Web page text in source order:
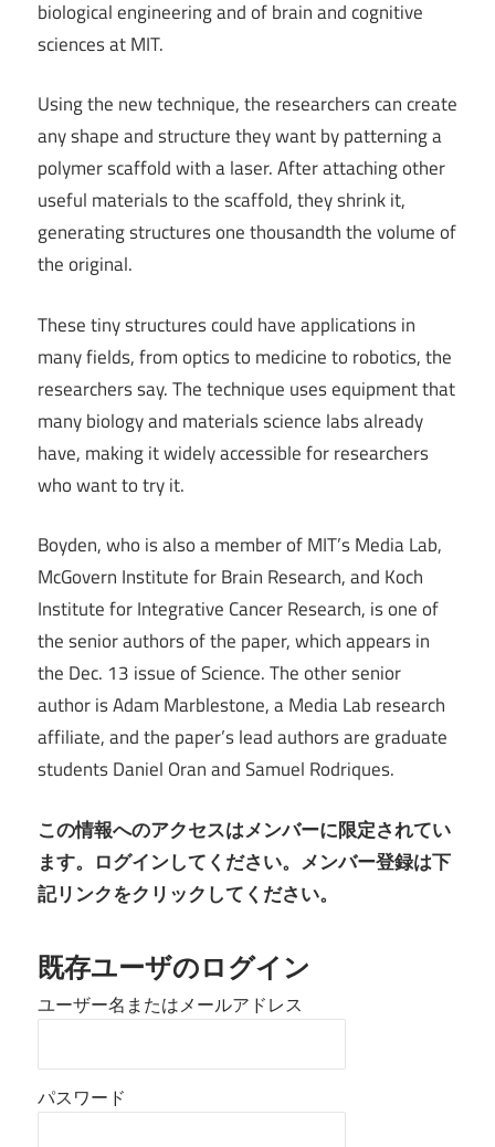
biological engineering and of brain and cognitive
sciences at MIT.
Using the new technique, the researchers can create
any shape and structure they want by patterning a
polymer scaffold with a laser. After attaching other
useful materials to the scaffold, they shrink it,
generating structures one thousandth the volume of
the original.
These tiny structures could have applications in
many fields, from optics to medicine to robotics, the
researchers say. The technique uses equipment that
many biology and materials science labs already
have, making it widely accessible for researchers
who want to try it.
Boyden, who is also a member of MIT’s Media Lab,
McGovern Institute for Brain Research, and Koch
Institute for Integrative Cancer Research, is one of
the senior authors of the paper, which appears in
the Dec. 13 issue of Science. The other senior
author is Adam Marblestone, a Media Lab research
affiliate, and the paper’s lead authors are graduate
students Daniel Oran and Samuel Rodriques.
この情報へのアクセスはメンバーに限定されてい
ます。ログインしてください。メンバー登録は下
記リンクをクリックしてください。
既存ユーザのログイン
ユーザー名またはメールアドレス
パスワード